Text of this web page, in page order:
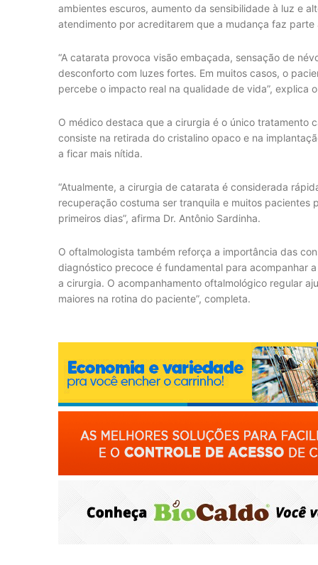
ambientes escuros, aumento da sensibilidade à luz e
atendimento por acreditarem que a mudança faz parte
“A catarata provoca visão embaçada, sensação de
desconforto com luzes fortes. Em muitos casos, o
percebe o impacto real na qualidade de vida”, explica
O médico destaca que a cirurgia é o único tratamento
consiste na retirada do cristalino opaco e na
a ficar mais nítida.
“Atualmente, a cirurgia de catarata é considerada
recuperação costuma ser tranquila e muitos
primeiros dias”, afirma Dr. Antônio Sardinha.
O oftalmologista também reforça a importância das
diagnóstico precoce é fundamental para acompanhar
a cirurgia. O acompanhamento oftalmológico regular
maiores na rotina do paciente”, completa.